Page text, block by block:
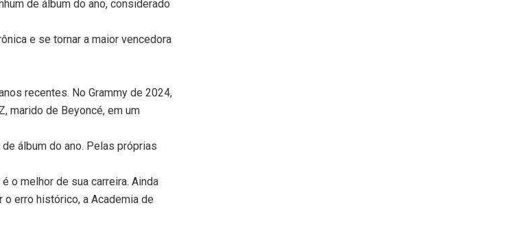
de álbum do ano, considerado
e se tornar a maior vencedora
recentes. No Grammy de 2024,
marido de Beyoncé, em um
álbum do ano. Pelas próprias
o melhor de sua carreira. Ainda
erro histórico, a Academia de